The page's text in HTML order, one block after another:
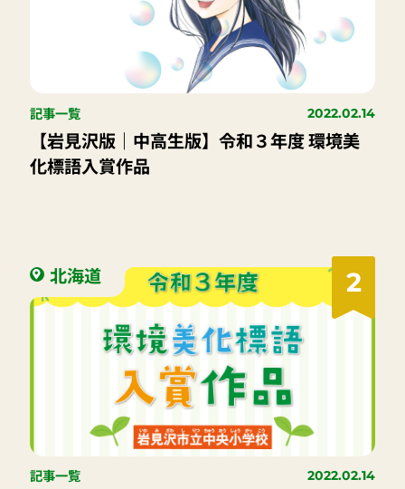
記事一覧 2022.02.14
【岩見沢版｜中高生版】令和３年度 環境美
化標語入賞作品
2
北海道
記事一覧 2022.02.14